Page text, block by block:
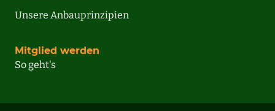
Unsere Anbauprinzipien
Mitglied werden
So geht's